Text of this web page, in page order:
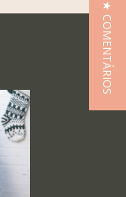
★ COMENTÁRIOS